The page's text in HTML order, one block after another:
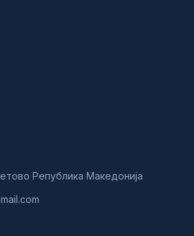
Република Македонија